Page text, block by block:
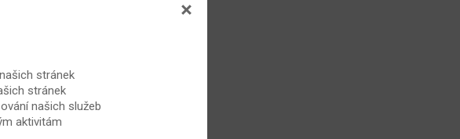
stránek
stránek
našich služeb
aktivitám